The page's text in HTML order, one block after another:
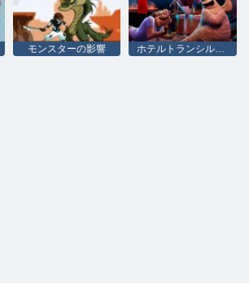
モンスターの影響 ホテルトランシルバニア：Find Letters